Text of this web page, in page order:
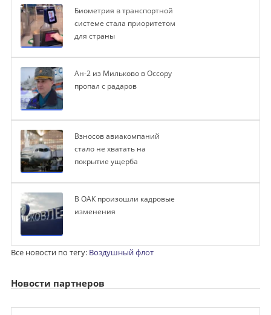
Биометрия в транспортной
системе стала приоритетом
для страны
Ан-2 из Мильково в Оссору
пропал с радаров
Взносов авиакомпаний
стало не хватать на
покрытие ущерба
В ОАК произошли кадровые
изменения
Все новости по тегу: Воздушный флот
Новости партнеров